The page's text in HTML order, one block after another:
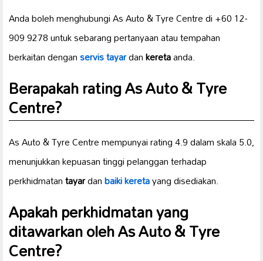
Anda boleh menghubungi As Auto & Tyre Centre di +60 12-
909 9278 untuk sebarang pertanyaan atau tempahan
berkaitan denganservis tayardankeretaanda.
Berapakah rating As Auto & Tyre
Centre?
As Auto & Tyre Centre mempunyai rating 4.9 dalam skala 5.0,
menunjukkan kepuasan tinggi pelanggan terhadap
perkhidmatantayardanbaiki keretayang disediakan.
Apakah perkhidmatan yang
ditawarkan oleh As Auto & Tyre
Centre?